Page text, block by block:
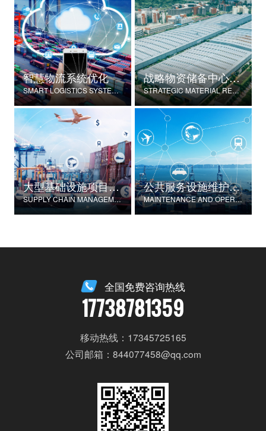
智慧物流系统优化
SMART LOGISTICS SYSTEM OPTIMIZATION
战略物资储备中心建设
STRATEGIC MATERIAL RESERVE CENTER CONSTRUCTION
大型基础设施项目物资供应链管理
SUPPLY CHAIN MANAGEMENT FOR LARGE-SCALE INFRASTRUCTURE PROJECTS
公共服务设施维护与运营
MAINTENANCE AND OPERATION OF PUBLIC SERVICE FACILITIES
全国免费咨询热线
17738781359
移动热线：17345725165
公司邮箱：844077458@qq.com